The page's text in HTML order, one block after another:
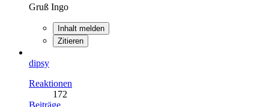
Gruß Ingo
Inhalt melden
Zitieren
dipsy
Reaktionen
172
Beiträge